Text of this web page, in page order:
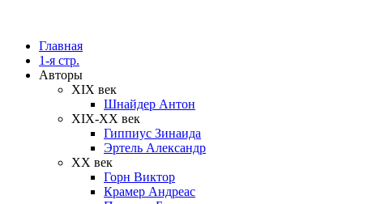
Главная
1-я стр.
Авторы
XIX век
Шнайдер Антон
XIX-XX век
Гиппиус Зинаида
Эртель Александр
XX век
Горн Виктор
Крамер Андреас